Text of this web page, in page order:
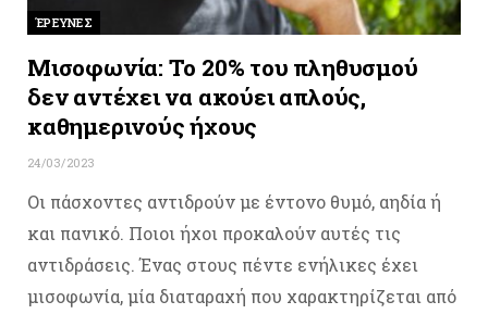
ΈΡΕΥΝΕΣ
Μισοφωνία: Το 20% του πληθυσμού
δεν αντέχει να ακούει απλούς,
καθημερινούς ήχους
24/03/2023
Οι πάσχοντες αντιδρούν με έντονο θυμό, αηδία ή
και πανικό. Ποιοι ήχοι προκαλούν αυτές τις
αντιδράσεις. Ένας στους πέντε ενήλικες έχει
μισοφωνία, μία διαταραχή που χαρακτηρίζεται από